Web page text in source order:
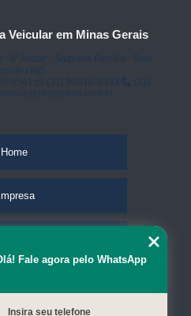
Veicular em Minas Gerais
Home
Fale agora pelo WhatsApp
Insira seu telefone